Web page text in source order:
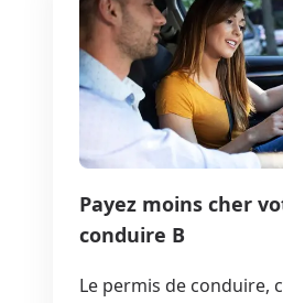
Payez moins cher
conduire B
Le permis de conduire,